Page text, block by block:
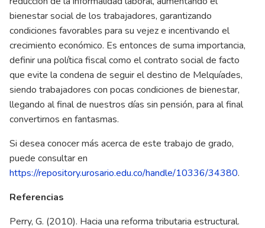
bienestar social de los trabajadores, garantizando
condiciones favorables para su vejez e incentivando el
crecimiento económico. Es entonces de suma importancia,
definir una política fiscal como el contrato social de facto
que evite la condena de seguir el destino de Melquíades,
siendo trabajadores con pocas condiciones de bienestar,
llegando al final de nuestros días sin pensión, para al final
convertirnos en fantasmas.
Si desea conocer más acerca de este trabajo de grado,
puede consultar en
https://repository.urosario.edu.co/handle/10336/34380.
Referencias
Perry, G. (2010). Hacia una reforma tributaria estructural.